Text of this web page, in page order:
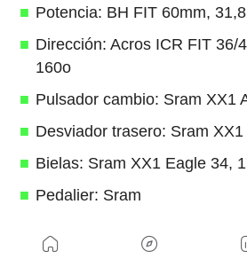
Potencia: BH FIT 60mm,
Dirección: Acros ICR FIT 36/
160o
Pulsador cambio: Sram XX1
Desviador trasero: Sram
Bielas: Sram XX1 Eagle 34,
Pedalier: Sram